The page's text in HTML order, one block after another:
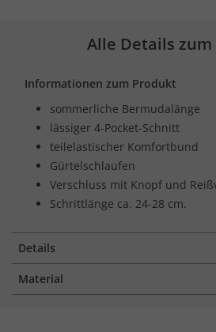
Alle Details
Informationen zum Produkt
sommerliche Bermudalänge
lässiger 4-Pocket-Schnitt
teilelastischer Komfortbund
Gürtelschlaufen
Verschluss mit Knopf und
Schrittlänge ca. 24-28 cm.
Details
Material